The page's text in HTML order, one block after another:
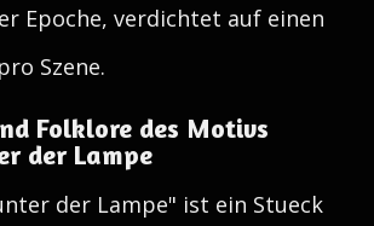
Epoche, verdichtet auf einen
Szene.
Folklore des Motivs
der Lampe
der Lampe" ist ein Stueck